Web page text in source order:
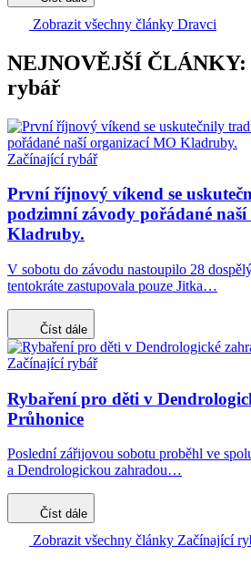
Zobrazit všechny články Dravci
NEJNOVĚJŠÍ
rybář
Začínající rybář
První říjnový víkend se
podzimní závody pořádané
Kladruby.
V sobotu do závodu nastoupilo 28
tentokráte zastupovala pouze Jitka…
Číst dále
Začínající rybář
Rybaření pro děti v
Průhonice
Poslední zářijovou sobotu proběhl ve
a Dendrologickou zahradou…
Číst dále
Zobrazit všechny články Začínající